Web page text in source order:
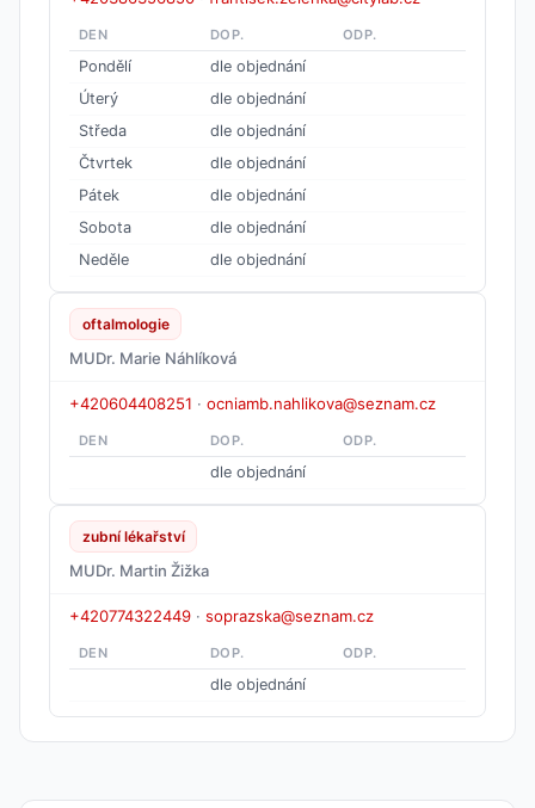
DEN DOP. ODP.
Pondělí
dle objednání
Úterý
dle objednání
Středa
dle objednání
Čtvrtek
dle objednání
Pátek
dle objednání
Sobota
dle objednání
Neděle
dle objednání
oftalmologie
MUDr. Marie Náhlíková
+420604408251 · ocniamb.nahlikova@seznam.cz
DEN DOP. ODP.
dle objednání
zubní lékařství
MUDr. Martin Žižka
+420774322449 · soprazska@seznam.cz
DEN DOP. ODP.
dle objednání